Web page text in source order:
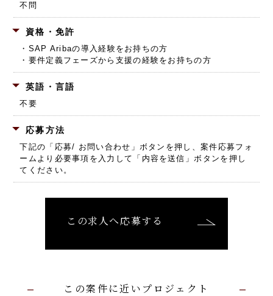
不問
資格・免許
・SAP Aribaの導入経験をお持ちの方
・要件定義フェーズから支援の経験をお持ちの方
英語・言語
不要
応募方法
下記の「応募/ お問い合わせ」ボタンを押し、 案件応募フォ
ームより必要事項を入力して「内容を送信」ボタンを押し
てください。
この求人へ応募する
この案件に近いプロジェクト